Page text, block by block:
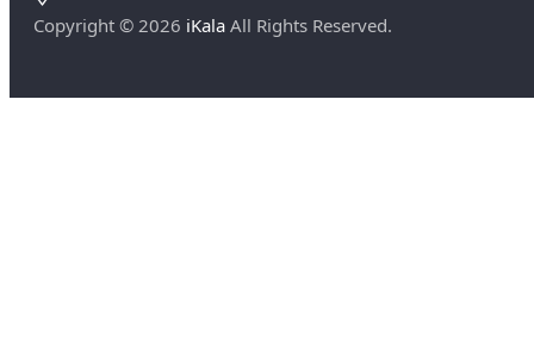
Copyright © 2026 iKala All Rights Reserved.